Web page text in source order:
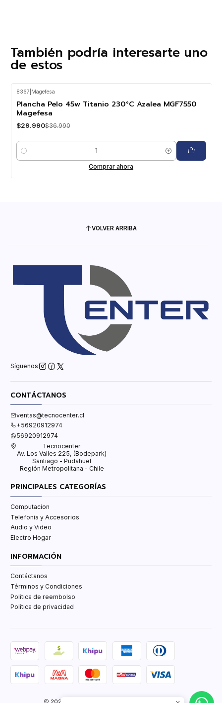
También podría interesarte uno
de estos
8367 Magefesa
Plancha Pelo 45w Titanio 230°C Azalea MGF7550
Magefesa
$29.990$36.990
Cantidad
Comprar ahora
VOLVER ARRIBA
Síguenos
CONTÁCTANOS
ventas@tecnocenter.cl
+56920912974
56920912974
Tecnocenter
Av. Los Valles 225, (Bodepark)
Santiago - Pudahuel
Región Metropolitana - Chile
PRINCIPALES CATEGORÍAS
Computacion
Telefonia y Accesorios
Audio y Video
Electro Hogar
INFORMACIÓN
Contáctanos
Términos y Condiciones
Politica de reembolso
Política de privacidad
2026 TCenter Tu Tienda de Tecnología y mas.